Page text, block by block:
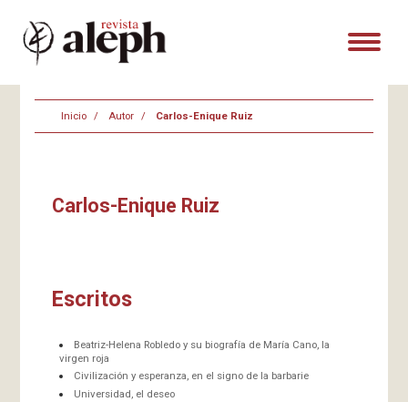
Inicio Autor Carlos-Enique Ruiz
Carlos-Enique Ruiz
Escritos
Beatriz-Helena Robledo y su biografía de María Cano, la
virgen roja
Civilización y esperanza, en el signo de la barbarie
Universidad, el deseo